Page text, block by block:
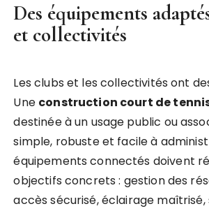
Des équipements
et collectivités
Les clubs et les collectivités ont
Une construction court de
destinée à un usage public ou
simple, robuste et facile à
équipements connectés doivent
objectifs concrets : gestion des
accès sécurisé, éclairage maîtrisé,